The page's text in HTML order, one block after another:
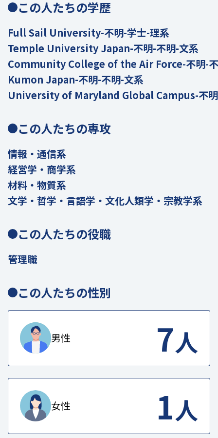
この人たちの学歴
Full Sail University-不明-学士-理系
Temple University Japan-不明-不明-文系
Community College of the Air Force-不明-
Kumon Japan-不明-不明-文系
University of Maryland Global Campus-不明
この人たちの専攻
情報・通信系
経営学・商学系
材料・物質系
文学・哲学・言語学・文化人類学・宗教学系
この人たちの役職
管理職
この人たちの性別
男性 7人
女性 1人